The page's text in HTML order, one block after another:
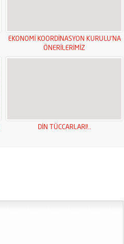
EKONOMİ KOORDİNASYON KURULU’NA
ÖNERİLERİMİZ
DİN TÜCCARLARI!..